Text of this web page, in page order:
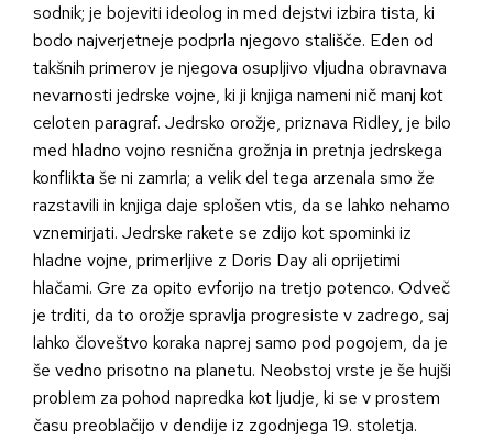
sodnik; je bojeviti ideolog in med dejstvi izbira tista, ki
bodo najverjetneje podprla njegovo stališče. Eden od
takšnih primerov je njegova osupljivo vljudna obravnava
nevarnosti jedrske vojne, ki ji knjiga nameni nič manj kot
celoten paragraf. Jedrsko orožje, priznava Ridley, je bilo
med hladno vojno resnična grožnja in pretnja jedrskega
konflikta še ni zamrla; a velik del tega arzenala smo že
razstavili in knjiga daje splošen vtis, da se lahko nehamo
vznemirjati. Jedrske rakete se zdijo kot spominki iz
hladne vojne, primerljive z Doris Day ali oprijetimi
hlačami. Gre za opito evforijo na tretjo potenco. Odveč
je trditi, da to orožje spravlja progresiste v zadrego, saj
lahko človeštvo koraka naprej samo pod pogojem, da je
še vedno prisotno na planetu. Neobstoj vrste je še hujši
problem za pohod napredka kot ljudje, ki se v prostem
času preoblačijo v dendije iz zgodnjega 19. stoletja.